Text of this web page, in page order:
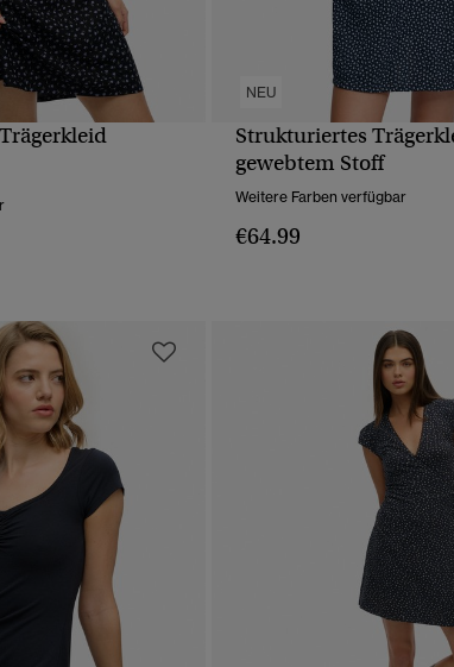
NEU
Strukturiertes
gewebtem Stoff
Weitere Farben verfügbar
€64.99